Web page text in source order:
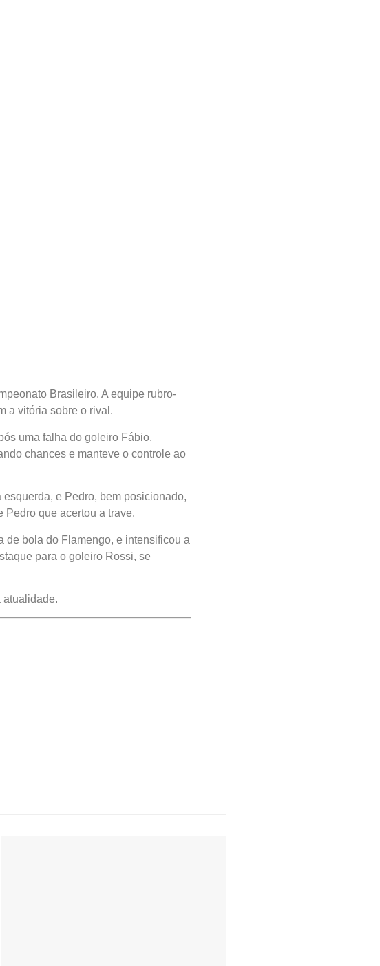
Brasileiro. A equipe rubro-
a vitória sobre o rival.
uma falha do goleiro Fábio,
chances e manteve o controle ao
e Pedro, bem posicionado,
Pedro que acertou a trave.
de bola do Flamengo, e intensificou a
para o goleiro Rossi, se
atualidade.